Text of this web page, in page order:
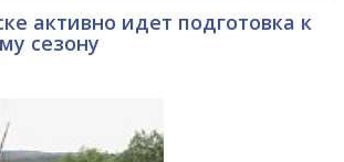
активно идет подготовка к
сезону